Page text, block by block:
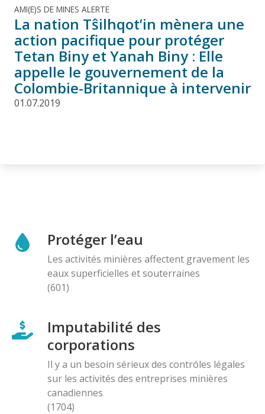
AMI(E)S DE MINES ALERTE
La nation Tŝilhqot’in mènera une
action pacifique pour protéger
Tetan Biny et Yanah Biny : Elle
appelle le gouvernement de la
Colombie-Britannique à intervenir
01.07.2019
Protéger l’eau
Les activités minières affectent gravement les
eaux superficielles et souterraines
(601)
Imputabilité des
corporations
Il y a un besoin sérieux des contróles légales
sur les activités des entreprises minières
canadiennes
(1704)